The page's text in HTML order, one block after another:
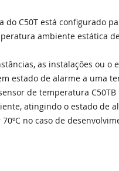
do C50T está configurado
ambiente estática de
as instalações ou o
estado de alarme a uma
de temperatura
atingindo o estado de
no caso de